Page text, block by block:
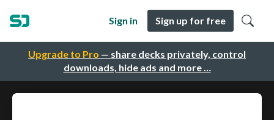
Upgrade to Pro — share decks privately, control
downloads, hide ads and more …
Sign in Sign up for free